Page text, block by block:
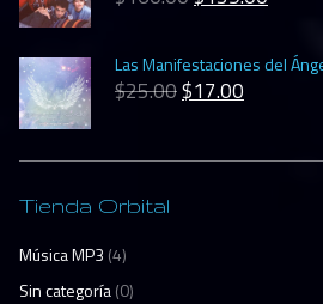
Las Manifestaciones del
$25.00$17.00
Tienda Orbital
Música MP3 (4)
Sin categoría(0)